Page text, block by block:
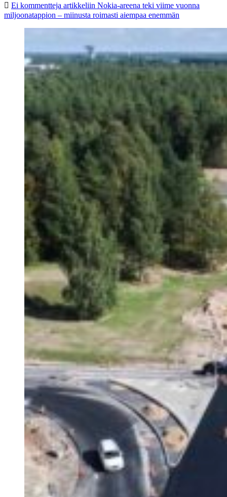
Ei kommentteja artikkeliin Nokia-areena teki viime vuonna
miljoonatappion – miinusta roimasti aiempaa enemmän